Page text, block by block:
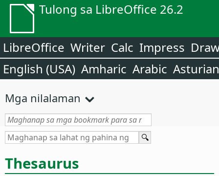
Tulong sa LibreOffice 26.2
LibreOffice Writer Calc Impress
English (USA) Amharic Arabic Asturian
Mga nilalaman
Thesaurus